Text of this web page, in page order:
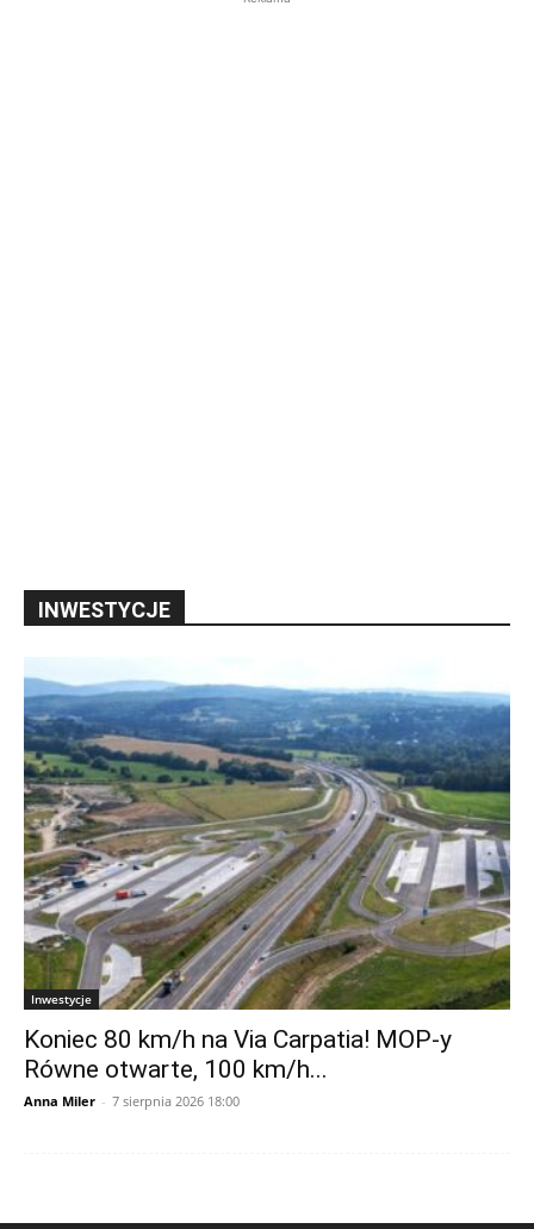
INWESTYCJE
Inwestycje
Koniec 80 km/h na Via Carpatia! MOP-y
Równe otwarte, 100 km/h...
Anna Miler - 7 sierpnia 2026 18:00